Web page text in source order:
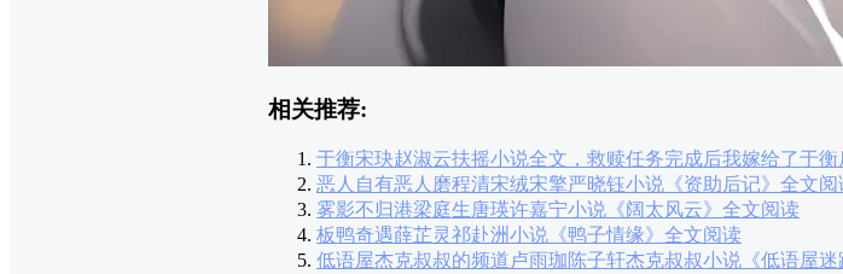
相关推荐:
于衡宋玦赵淑云扶摇小说全文，救赎任务完成后我嫁给了于
恶人自有恶人磨程清宋绒宋擎严晓钰小说《资助后记》全文阅
雾影不归港梁庭生唐瑛许嘉宁小说《阔太风云》全文阅读
板鸭奇遇薛芷灵祁赴洲小说《鸭子情缘》全文阅读
低语屋杰克叔叔的频道卢雨珈陈子轩杰克叔叔小说《低语屋迷